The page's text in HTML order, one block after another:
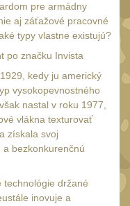
pre armádny
aj záťažové pracovné
typy vlastne existujú?
po značku Invista
kedy ju americký
vysokopevnostného
nastal v roku 1977,
vlákna texturovať
získala svoj
bezkonkurenčnú
technológie držané
inovuje a